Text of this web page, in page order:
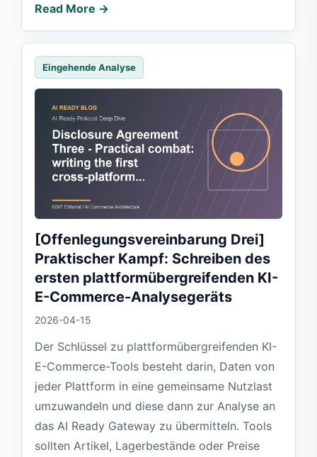
Read More →
Eingehende Analyse
[Offenlegungsvereinbarung Drei]
Praktischer Kampf: Schreiben des
ersten plattformübergreifenden KI-
E-Commerce-Analysegeräts
2026-04-15
Der Schlüssel zu plattformübergreifenden KI-
E-Commerce-Tools besteht darin, Daten von
jeder Plattform in eine gemeinsame Nutzlast
umzuwandeln und diese dann zur Analyse an
das AI Ready Gateway zu übermitteln. Tools
sollten Artikel, Lagerbestände oder Preise